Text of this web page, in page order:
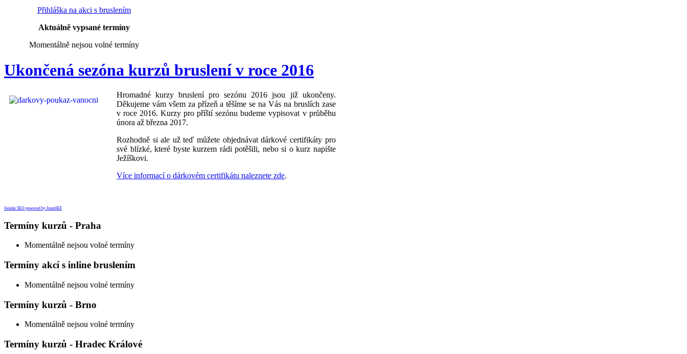
Přihláška na akci s bruslením
Aktuálně vypsané termíny
Momentálně nejsou volné termíny
Ukončená sezóna kurzů bruslení v roce 2016
Hromadné kurzy bruslení pro sezónu 2016 jsou již ukončeny.
Děkujeme vám všem za přízeň a těšíme se na Vás na bruslích zase
v roce 2016. Kurzy pro příští sezónu budeme vypisovat v průběhu
února až března 2017.
Rozhodně si ale už teď můžete objednávat dárkové certifikáty pro
své blízké, které byste kurzem rádi potěšili, nebo si o kurz napište
Ježíškovi.
Více informací o dárkovém certifikátu naleznete zde.
Joomla SEO powered by JoomSEF
Termíny kurzů - Praha
Momentálně nejsou volné termíny
Termíny akcí s inline bruslením
Momentálně nejsou volné termíny
Termíny kurzů - Brno
Momentálně nejsou volné termíny
Termíny kurzů - Hradec Králové